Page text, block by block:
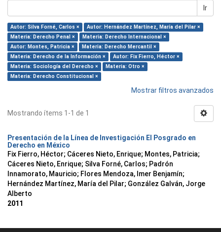
Ir
Autor: Silva Forné, Carlos ×
Autor: Hernández Martínez, María del Pilar ×
Materia: Derecho Penal ×
Materia: Derecho Internacional ×
Autor: Montes, Patricia ×
Materia: Derecho Mercantil ×
Materia: Derecho de la Información ×
Autor: Fix Fierro, Héctor ×
Materia: Sociología del Derecho ×
Materia: Otro ×
Materia: Derecho Constitucional ×
Mostrar filtros avanzados
Mostrando ítems 1-1 de 1
Presentación de la Línea de Investigación El Posgrado en
Derecho en México
Fix Fierro, Héctor; Cáceres Nieto, Enrique; Montes, Patricia;
Cáceres Nieto, Enrique; Silva Forné, Carlos; Padrón
Innamorato, Mauricio; Flores Mendoza, Imer Benjamín;
Hernández Martínez, María del Pilar; González Galván, Jorge
Alberto
2011